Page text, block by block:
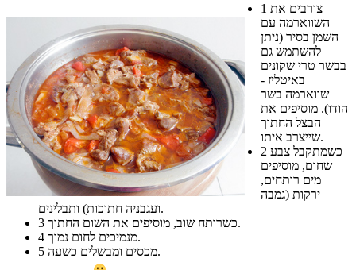
1
השווארמה עם
השמן בסיר (ניתן
להשתמש גם
בבשר טרי שקונים
באיטליז -
שווארמה בשר
הודו). מוסיפים את
הבצל החתוך
שייצרב איתו.
2
שחום, מוסיפים
מים רותחים,
ירקות (גמבה
ועגבניה חתוכות) ותבלינים.
3
כשרותח שוב, מוסיפים את השום החתוך.
4
מנמיכים לחום נמוך.
5
מכסים ומבשלים כשעה.